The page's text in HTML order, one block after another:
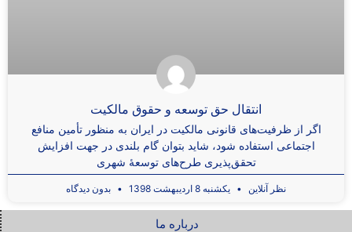
انتقال حق توسعه و حقوق مالکیت
اگر از ظرفیت‌های قانونی مالکیت در ایران به منظور تأمین منافع
اجتماعی استفاده شود، شاید بتوان گام بلندی در جهت افزایش
تحقق‌پذیری طرح‌های توسعۀ شهری
نظر آنلاین یکشنبه 8 اردیبهشت 1398 بدون دیدگاه
درباره ما